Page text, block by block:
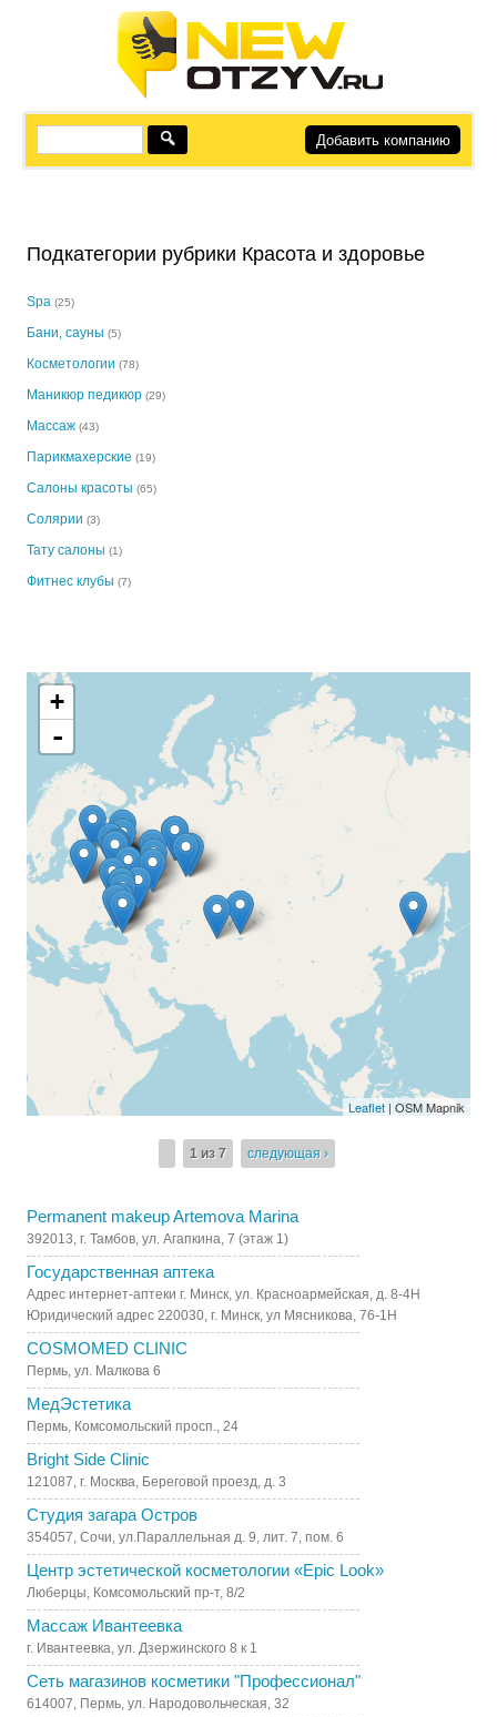
Добавить компанию
Подкатегории рубрики Красота и здоровье
Spa (25)
Бани, cауны (5)
Косметологии (78)
Маникюр педикюр (29)
Массаж (43)
Парикмахерские (19)
Салоны красоты (65)
Солярии (3)
Тату салоны (1)
Фитнес клубы (7)
+
-
Leaflet| OSM Mapnik
1 из 7 следующая ›
Permanent makeup Artemova Marina
392013, г. Тамбов, ул. Агапкина, 7 (этаж 1)
Государственная аптека
Адрес интернет-аптеки г. Минск, ул. Красноармейская, д. 8-4Н
Юридический адрес 220030, г. Минск, ул Мясникова, 76-1Н
COSMOMED CLINIC
Пермь, ул. Малкова 6
МедЭстетика
Пермь, Комсомольский просп., 24
Bright Side Clinic
121087, г. Москва, Береговой проезд, д. 3
Студия загара Остров
354057, Сочи, ул.Параллельная д. 9, лит. 7, пом. 6
Центр эстетической косметологии «Epic Look»
Люберцы, Комсомольский пр-т, 8/2
Массаж Ивантеевка
г. Ивантеевка, ул. Дзержинского 8 к 1
Сеть магазинов косметики "Профессионал"
614007, Пермь, ул. Народовольческая, 32